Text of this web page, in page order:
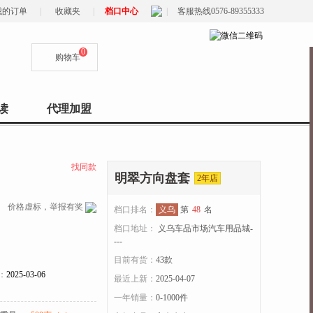
的订单 收藏夹 档口中心 客服热线0576-89355333
购物车
0
代理加盟
找同款
价格虚标，举报有奖
2025-03-06
明翠方向盘套 2年店
档口排名： 义乌 第 48 名
档口地址：
义乌车品市场汽车用品城-
---
目前有货： 43款
最近上新： 2025-04-07
一年销量： 0-1000件